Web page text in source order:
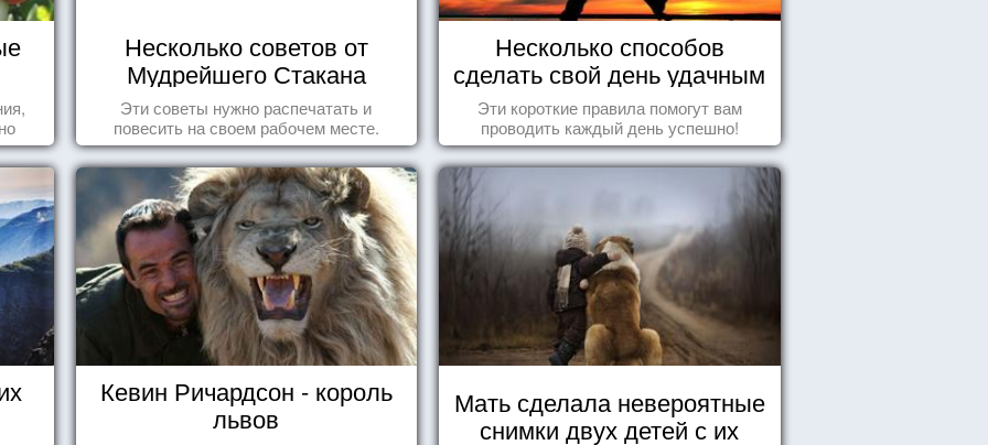
Несколько советов от
Мудрейшего Стакана
Эти советы нужно распечатать и
повесить на своем рабочем месте.
Несколько способов
сделать свой день удачным
Эти короткие правила помогут вам
проводить каждый день успешно!
Кевин Ричардсон - король
львов
Мать сделала невероятные
снимки двух детей с их